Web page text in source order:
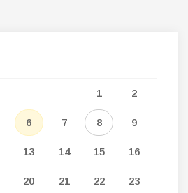
1 2
6 7 8 9
13 14 15 16
20 21 22 23